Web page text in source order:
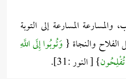
المسارعة إلى التوبة
الفلاح والنجاة { وَتُوبُوا إِلَى اللَّهِ
تُفْلِحُون} [ النور :31].